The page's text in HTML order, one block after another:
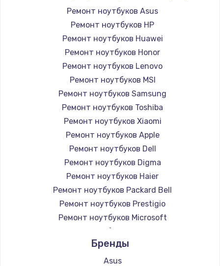
Ремонт ноутбуков Asus
Ремонт ноутбуков HP
Ремонт ноутбуков Huawei
Ремонт ноутбуков Honor
Ремонт ноутбуков Lenovo
Ремонт ноутбуков MSI
Ремонт ноутбуков Samsung
Ремонт ноутбуков Toshiba
Ремонт ноутбуков Xiaomi
Ремонт ноутбуков Apple
Ремонт ноутбуков Dell
Ремонт ноутбуков Digma
Ремонт ноутбуков Haier
Ремонт ноутбуков Packard Bell
Ремонт ноутбуков Prestigio
Ремонт ноутбуков Microsoft
Ремонт ноутбуков Alienware
Ремонт ноутбуков Aquarius
Ремонт ноутбуков Gigabyte
Бренды
Asus